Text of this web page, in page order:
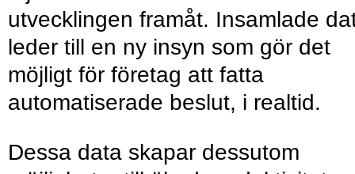
utvecklingen framåt. Insamlade
leder till en ny insyn som gör det
möjligt för företag att fatta
automatiserade beslut, i realtid.
Dessa data skapar dessutom